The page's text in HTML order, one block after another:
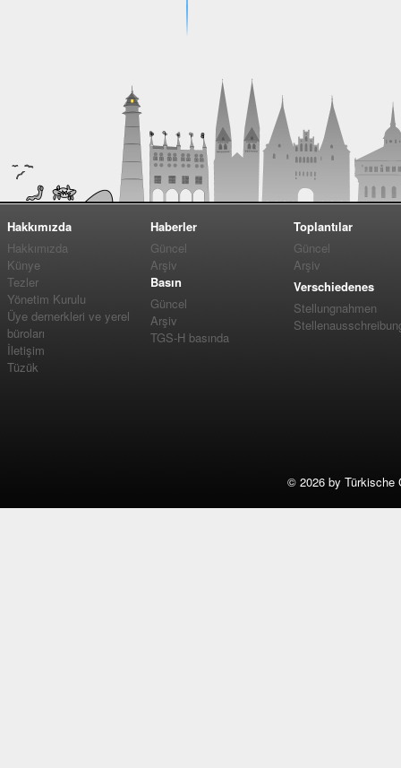
Hakkımızda
Hakkımızda
Künye
Tezler
Yönetim Kurulu
Üye dernerkleri ve yerel
büroları
İletişim
Tüzük
Haberler
Güncel
Arşiv
Basın
Güncel
Arşiv
TGS-H basında
Toplantılar
Güncel
Arşiv
Verschiedenes
Stellungnahmen
© 2026 by Türkische